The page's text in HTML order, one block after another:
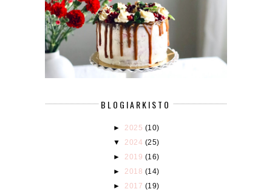
BLOGIARKISTO
► 2025 (10)
▼ 2024 (25)
► 2019 (16)
► 2018 (14)
► 2017 (19)